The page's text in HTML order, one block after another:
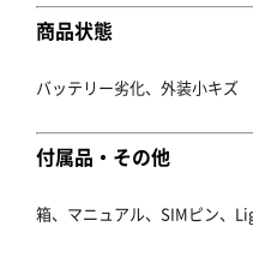
商品状態
バッテリー劣化、外装小キズ
付属品・その他
箱、マニュアル、SIMピン、